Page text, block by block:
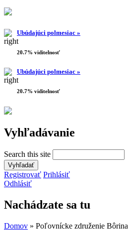
Ubúdajúci polmesiac »
20.7% viditelnosť
Ubúdajúci polmesiac »
20.7% viditelnosť
Vyhľadávanie
Search this site
Registrovať Prihlásiť
Odhlásiť
Nachádzate sa tu
Domov » Poľovnícke združenie Bôrina